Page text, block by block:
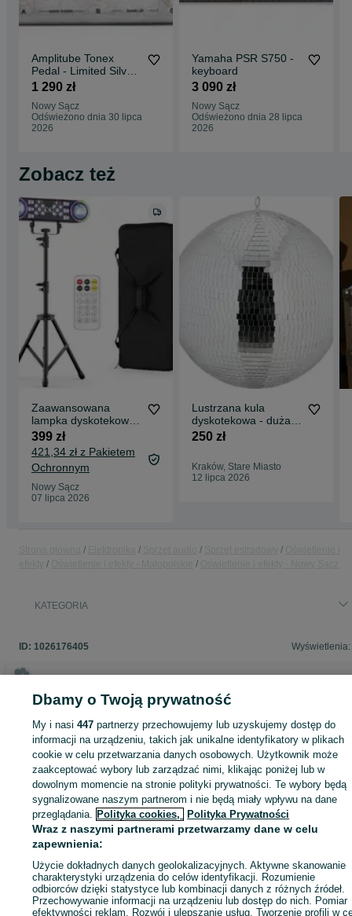
Amplitube Tonex
Pedal - Limited Silver
Edition
1 290 zł
Nowy Sącz
Odświeżono dnia 30 lipca
2026
Yamaha PSR S750 -
keyboard
3 090 zł
Nowy Sącz
Odświeżono dnia 28 lipca
2026
Zobacz też
Zaawansowana
lampka dyskotekowa
LED 7w1
399 zł
421,34 zł z Pakietem
Ochronnym
Nowy Sącz
07 lipca 2026
Lustrzana kula
dyskotekowa - duża
50cm
250 zł
Kraków, Stare Miasto
12 lipca 2026
KATEGORIA
ID: 1026176405 Wyświetlenia:
Zaloguj się lub załóż konto na OLX, aby skontaktować się z
sprzedającym
Zaloguj się / Załóż konto
Zadzwoń / SMS Wyślij wiadomość
Dbamy o Twoją prywatność
My i nasi447 partnerzy przechowujemy lub uzyskujemy dostęp do
informacji na urządzeniu, takich jak unikalne identyfikatory w plikach
cookie w celu przetwarzania danych osobowych. Użytkownik może
zaakceptować wybory lub zarządzać nimi, klikając poniżej lub w
dowolnym momencie na stronie polityki prywatności. Te wybory będą
sygnalizowane naszym partnerom i nie będą miały wpływu na dane
przeglądania. Polityka cookies, Polityka Prywatności
Wraz z naszymi partnerami przetwarzamy dane w celu
zapewnienia:
Użycie dokładnych danych geolokalizacyjnych. Aktywne skanowanie
charakterystyki urządzenia do celów identyfikacji. Rozumienie
odbiorców dzięki statystyce lub kombinacji danych z różnych źródeł.
Przechowywanie informacji na urządzeniu lub dostęp do nich. Pomiar
efektywności reklam. Rozwój i ulepszanie usług. Tworzenie profili w